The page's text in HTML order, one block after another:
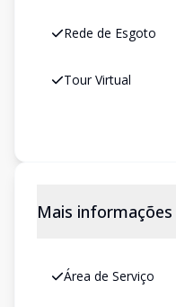
Rede de Esgoto
Tour Virtual
Mais informações
Área de Serviço